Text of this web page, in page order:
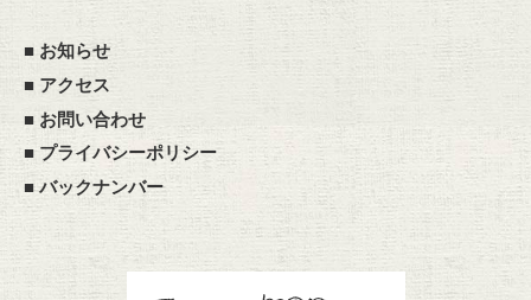
■ お知らせ
■ アクセス
■ お問い合わせ
■プライバシーポリシー
■バックナンバー